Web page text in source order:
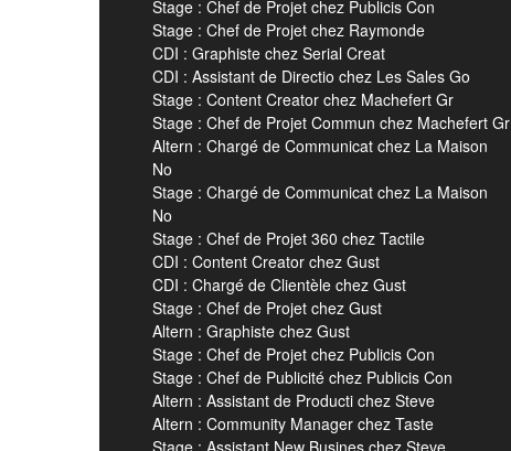
Stage : Chef de Projet chez Publicis Con
Stage : Chef de Projet chez Raymonde
CDI : Graphiste chez Serial Creat
CDI : Assistant de Directio chez Les Sales Go
Stage : Content Creator chez Machefert Gr
Stage : Chef de Projet Commun chez Machefert Gr
Altern : Chargé de Communicat chez La Maison
No
Stage : Chargé de Communicat chez La Maison
No
Stage : Chef de Projet 360 chez Tactile
CDI : Content Creator chez Gust
CDI : Chargé de Clientèle chez Gust
Stage : Chef de Projet chez Gust
Altern : Graphiste chez Gust
Stage : Chef de Projet chez Publicis Con
Stage : Chef de Publicité chez Publicis Con
Altern : Assistant de Producti chez Steve
Altern : Community Manager chez Taste
Stage : Assistant New Busines chez Steve